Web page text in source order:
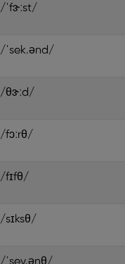
/ˈfɝːst/
/ˈsek.ənd/
/θɝːd/
/fɔːrθ/
/fɪfθ/
/sɪksθ/
/ˈsev.ənθ/